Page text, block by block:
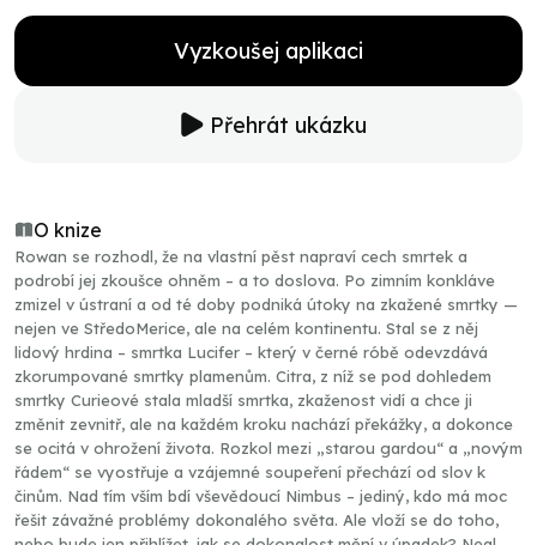
Vyzkoušej aplikaci
Přehrát ukázku
O knize
Rowan se rozhodl, že na vlastní pěst napraví cech smrtek a
podrobí jej zkoušce ohněm – a to doslova. Po zimním konkláve
zmizel v ústraní a od té doby podniká útoky na zkažené smrtky —
nejen ve StředoMerice, ale na celém kontinentu. Stal se z něj
lidový hrdina – smrtka Lucifer – který v černé róbě odevzdává
zkorumpované smrtky plamenům. Citra, z níž se pod dohledem
smrtky Curieové stala mladší smrtka, zkaženost vidí a chce ji
změnit zevnitř, ale na každém kroku nachází překážky, a dokonce
se ocitá v ohrožení života. Rozkol mezi „starou gardou“ a „novým
řádem“ se vyostřuje a vzájemné soupeření přechází od slov k
činům. Nad tím vším bdí vševědoucí Nimbus – jediný, kdo má moc
řešit závažné problémy dokonalého světa. Ale vloží se do toho,